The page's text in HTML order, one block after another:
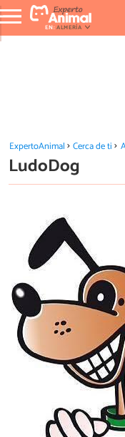
EN:ALMERÍA
ExpertoAnimal Cerca de ti
LudoDog